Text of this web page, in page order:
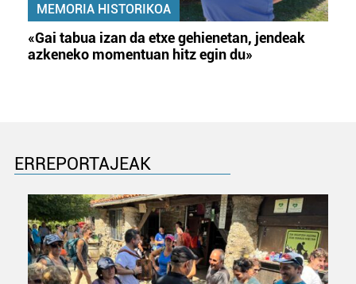
MEMORIA HISTORIKOA
«Gai tabua izan da etxe gehienetan, jendeak
azkeneko momentuan hitz egin du»
ERREPORTAJEAK